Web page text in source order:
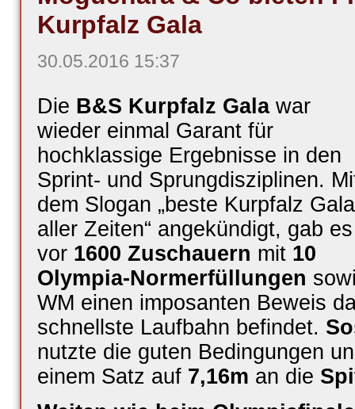
Kurpfalz Gala
30.05.2016 15:37
Die B&S Kurpfalz Galawar
wieder einmal Garant für
hochklassige Ergebnisse in den
Sprint- und Sprungdisziplinen.
dem Slogan „beste Kurpfalz Gala
aller Zeiten“ angekündigt, gab es
vor 1600 Zuschauern mit 10
Olympia-Normerfüllungen
WM einen imposanten Beweis
schnellste Laufbahn befindet.
nutzte die guten Bedingungen
einem Satz auf 7,16m an die